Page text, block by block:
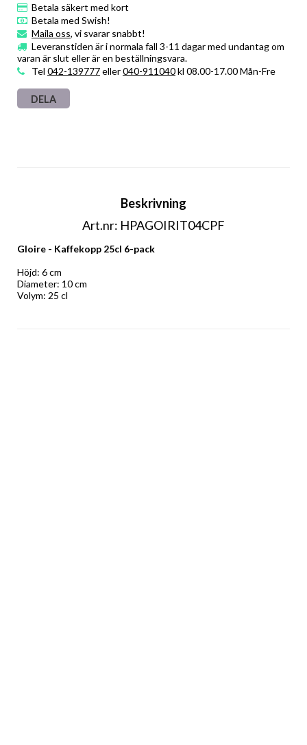
Betala säkert med kort
Betala med Swish!
Maila oss, vi svarar snabbt!
Leveranstiden är i normala fall 3-11 dagar med undantag om
varan är slut eller är en beställningsvara.
Tel 042-139777eller040-911040kl 08.00-17.00 Mån-Fre
DELA
Beskrivning
Art.nr: HPAGOIRIT04CPF
Gloire - Kaffekopp 25cl 6-pack
Höjd: 6 cm
Diameter: 10 cm
Volym: 25 cl